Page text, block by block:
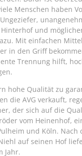
Menschen haben
und
Mit einfachen
in den Griff
Trennung hilft,
hohe Qualität zu
die AVG verkauft,
der sich auf die
vom Heinenhof,
und Köln. Nach
auf seinen Hof
Jahr.